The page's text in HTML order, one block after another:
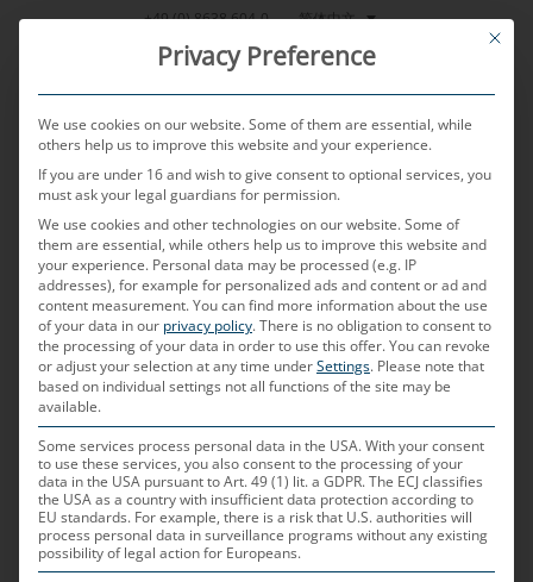
+49 (0) 8638 604-0 简体中文
MENU
POSTED ON2025年4月3日 BYTOBIAS HARTL
H-MTD
什么是H-MTD插拔连接器？
H-MTD（High-Performance Modular Twisted
Pair Data，高性能模块化双绞线数据）插拔连接器
是专为车辆内部网络中的高速数据传输而开发的高性
能插拔连接器。它们基于模块化设计，特别适用于诸
如高级驾驶员辅助系统（ADAS）和信息娱乐系统等
This
Privacy Preference
We use cookies on our website. Some of them are essential, while
others help us to improve this website and your experience.
If you are under 16 and wish to give consent to optional services, you
must ask your legal guardians for permission.
We use cookies and other technologies on our website. Some of
them are essential, while others help us to improve this website and
your experience. Personal data may be processed (e.g. IP
addresses), for example for personalized ads and content or ad and
content measurement.You can find more information about the use
of your data in our privacy policy.There is no obligation to consent to
the processing of your data in order to use this offer.You can revoke
or adjust your selection at any time underSettings. Please note that
based on individual settings not all functions of the site may be
available.
Some services process personal data in the USA. With your consent
to use these services, you also consent to the processing of your
data in the USA pursuant to Art. 49 (1) lit. a GDPR. The ECJ classifies
the USA as a country with insufficient data protection according to
EU standards. For example, there is a risk that U.S. authorities will
process personal data in surveillance programs without any existing
possibility of legal action for Europeans.